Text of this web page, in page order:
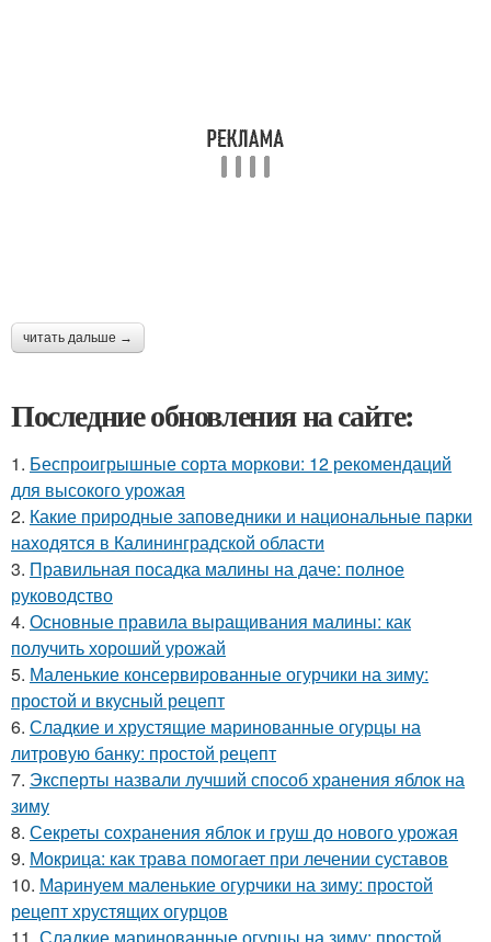
читать дальше →
Последние обновления на сайте:
1. Беспроигрышные сорта моркови: 12 рекомендаций
для высокого урожая
2. Какие природные заповедники и национальные парки
находятся в Калининградской области
3. Правильная посадка малины на даче: полное
руководство
4. Основные правила выращивания малины: как
получить хороший урожай
5. Маленькие консервированные огурчики на зиму:
простой и вкусный рецепт
6. Сладкие и хрустящие маринованные огурцы на
литровую банку: простой рецепт
7. Эксперты назвали лучший способ хранения яблок на
зиму
8. Секреты сохранения яблок и груш до нового урожая
9. Мокрица: как трава помогает при лечении суставов
10. Маринуем маленькие огурчики на зиму: простой
рецепт хрустящих огурцов
11. Сладкие маринованные огурцы на зиму: простой